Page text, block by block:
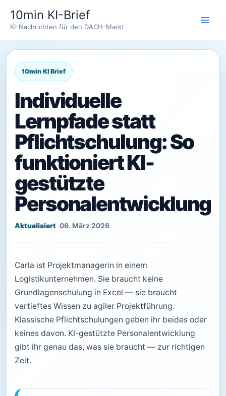
Inhalt
springen
10min KI-Brief
KI-Nachrichten für den DACH-Markt
Individuelle
Lernpfade statt
Pflichtschulung: So
funktioniert KI-
gestützte
Personalentwicklung
06. März 2026
Carla ist Projektmanagerin in einem
Logistikunternehmen. Sie braucht keine
Grundlagenschulung in Excel — sie braucht
vertieftes Wissen zu agiler Projektführung.
Klassische Pflichtschulungen geben ihr beides oder
keines davon. KI-gestützte Personalentwicklung
gibt ihr genau das, was sie braucht — zur richtigen
Zeit.